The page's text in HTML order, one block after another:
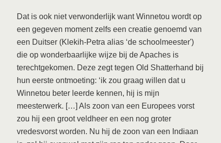
Dat is ook niet verwonderlijk want Winnetou wordt op
een gegeven moment zelfs een creatie genoemd van
een Duitser (Klekih-Petra alias ‘de schoolmeester')
die op wonderbaarlijke wijze bij de Apaches is
terechtgekomen. Deze zegt tegen Old Shatterhand bij
hun eerste ontmoeting: ‘ik zou graag willen dat u
Winnetou beter leerde kennen, hij is mijn
meesterwerk. […] Als zoon van een Europees vorst
zou hij een groot veldheer en een nog groter
vredesvorst worden. Nu hij de zoon van een Indiaan